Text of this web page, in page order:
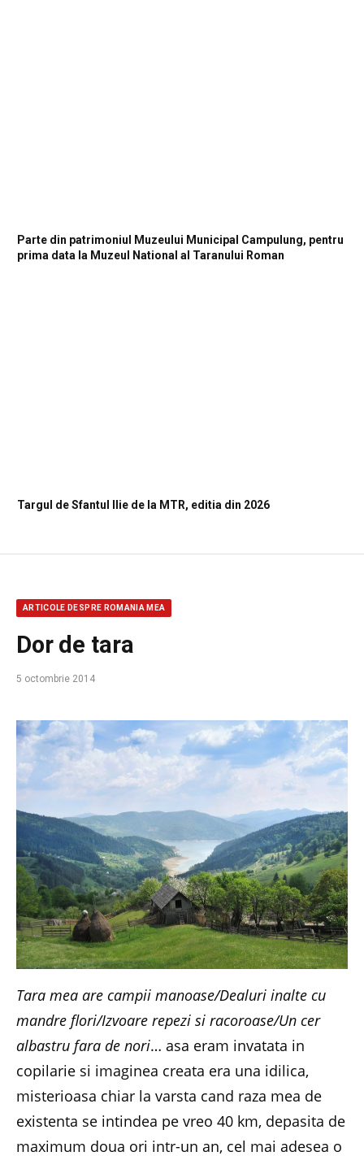
Parte din patrimoniul Muzeului Municipal Campulung, pentru
prima data la Muzeul National al Taranului Roman
Targul de Sfantul Ilie de la MTR, editia din 2026
ARTICOLE DESPRE ROMANIA MEA
Dor de tara
5 octombrie 2014
Tara mea are campii manoase/Dealuri inalte cu
mandre flori/Izvoare repezi si racoroase/Un cer
albastru fara de nori… asa eram invatata in
copilarie si imaginea creata era una idilica,
misterioasa chiar la varsta cand raza mea de
existenta se intindea pe vreo 40 km, depasita de
maximum doua ori intr-un an, cel mai adesea o